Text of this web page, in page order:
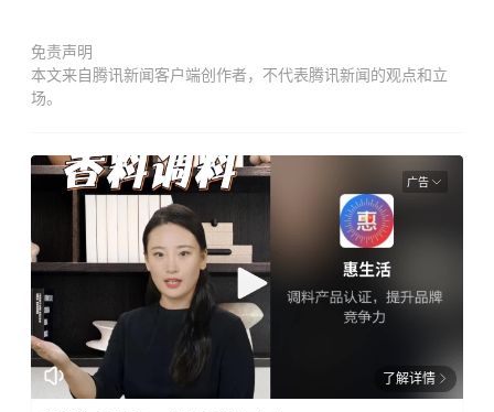
免责声明
本文来自腾讯新闻客户端创作者，不代表腾讯新闻的观点和立
场。
广告
了解详情